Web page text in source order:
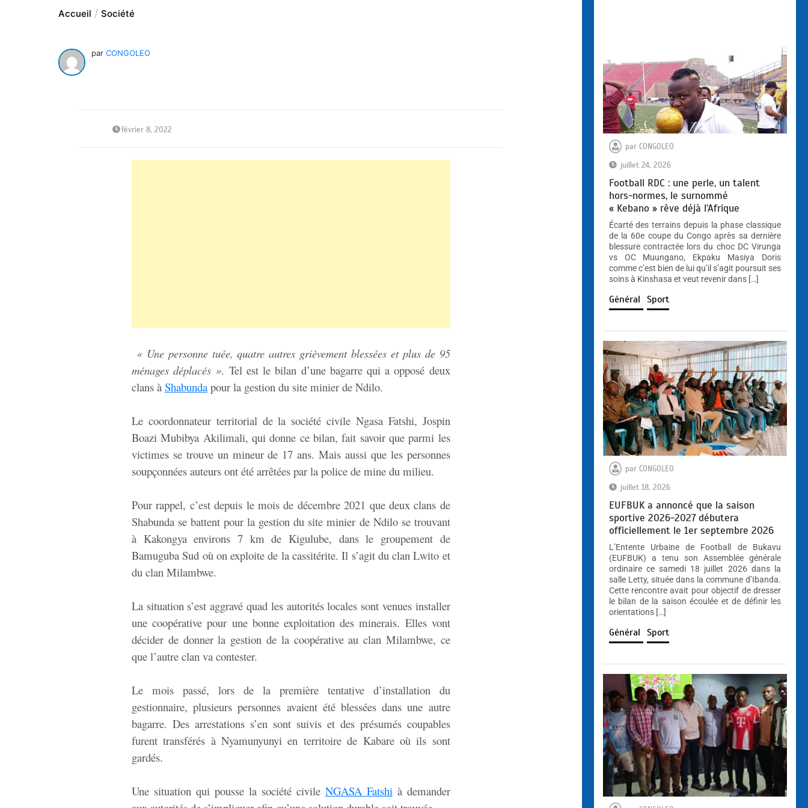
Accueil Société
par CONGOLEO
février 8, 2022
« Une personne tuée, quatre autres grièvement blessées et plus de 95
ménages déplacés ». Tel est le bilan d’une bagarre qui a opposé deux
clans à Shabundapour la gestion du site minier de Ndilo.
Le coordonnateur territorial de la société civile Ngasa Fatshi, Jospin
Boazi Mubibya Akilimali, qui donne ce bilan, fait savoir que parmi les
victimes se trouve un mineur de 17 ans. Mais aussi que les personnes
soupçonnées auteurs ont été arrêtées par la police de mine du milieu.
Pour rappel, c’est depuis le mois de décembre 2021 que deux clans de
Shabunda se battent pour la gestion du site minier de Ndilo se trouvant
à Kakongya environs 7 km de Kigulube, dans le groupement de
Bamuguba Sud où on exploite de la cassitérite. Il s’agit du clan Lwito et
du clan Milambwe.
La situation s’est aggravé quad les autorités locales sont venues installer
une coopérative pour une bonne exploitation des minerais. Elles vont
décider de donner la gestion de la coopérative au clan Milambwe, ce
que l’autre clan va contester.
Le mois passé, lors de la première tentative d’installation du
gestionnaire, plusieurs personnes avaient été blessées dans une autre
bagarre. Des arrestations s’en sont suivis et des présumés coupables
furent transférés à Nyamunyunyi en territoire de Kabare où ils sont
gardés.
Une situation qui pousse la société civile NGASA Fatshi à demander
par CONGOLEO
juillet 24, 2026
Football RDC : une perle, un talent
hors-normes, le surnommé
« Kebano » rêve déjà l’Afrique
Écarté des terrains depuis la phase classique
de la 60e coupe du Congo après sa dernière
blessure contractée lors du choc DC Virunga
vs OC Muungano, Ekpaku Masiya Doris
comme c’est bien de lui qu’il s’agit poursuit ses
soins à Kinshasa et veut revenir dans […]
Général Sport
par CONGOLEO
juillet 18, 2026
EUFBUK a annoncé que la saison
sportive 2026-2027 débutera
officiellement le 1er septembre 2026
L’Entente Urbaine de Football de Bukavu
(EUFBUK) a tenu son Assemblée générale
ordinaire ce samedi 18 juillet 2026 dans la
salle Letty, située dans la commune d’Ibanda.
Cette rencontre avait pour objectif de dresser
le bilan de la saison écoulée et de définir les
orientations […]
Général Sport